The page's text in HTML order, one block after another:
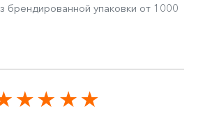
брендированной упаковки от 1000